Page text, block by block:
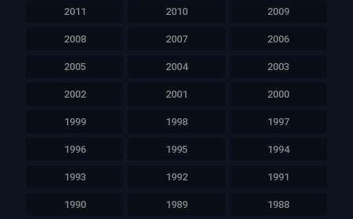
2011 2010 2009
2008 2007 2006
2005 2004 2003
2002 2001 2000
1999 1998 1997
1996 1995 1994
1993 1992 1991
1990 1989 1988